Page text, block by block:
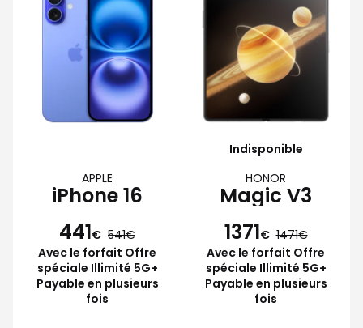
APPLE
iPhone 16
441€ 541
Avec le forfait Offre
spéciale Illimité 5G+
Payable en plusieurs
fois
Indisponible
HONOR
Magic V3
1371€ 1471
Avec le forfait Offre
spéciale Illimité 5G+
Payable en plusieurs
fois